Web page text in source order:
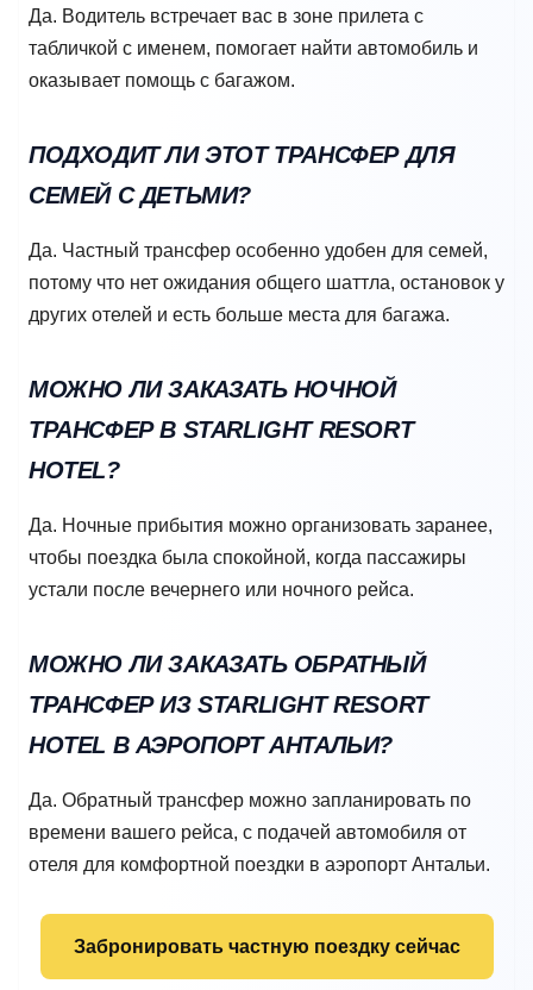
Да. Водитель встречает вас в зоне прилета с
табличкой с именем, помогает найти автомобиль и
оказывает помощь с багажом.
ПОДХОДИТ ЛИ ЭТОТ ТРАНСФЕР ДЛЯ
СЕМЕЙ С ДЕТЬМИ?
Да. Частный трансфер особенно удобен для семей,
потому что нет ожидания общего шаттла, остановок у
других отелей и есть больше места для багажа.
МОЖНО ЛИ ЗАКАЗАТЬ НОЧНОЙ
ТРАНСФЕР В STARLIGHT RESORT
HOTEL?
Да. Ночные прибытия можно организовать заранее,
чтобы поездка была спокойной, когда пассажиры
устали после вечернего или ночного рейса.
МОЖНО ЛИ ЗАКАЗАТЬ ОБРАТНЫЙ
ТРАНСФЕР ИЗ STARLIGHT RESORT
HOTEL В АЭРОПОРТ АНТАЛЬИ?
Да. Обратный трансфер можно запланировать по
времени вашего рейса, с подачей автомобиля от
отеля для комфортной поездки в аэропорт Антальи.
Забронировать частную поездку сейчас